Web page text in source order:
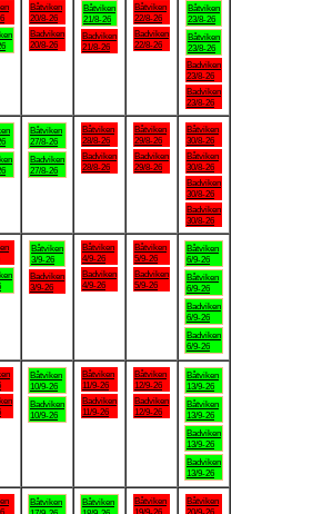
Båtviken
20/8-26
Badviken
20/8-26
Båtviken
21/8-26
Badviken
21/8-26
Båtviken
22/8-26
Badviken
22/8-26
Båtviken
23/8-26
Båtviken
23/8-26
Badviken
23/8-26
Badviken
23/8-26
Båtviken
27/8-26
Badviken
27/8-26
Båtviken
28/8-26
Badviken
28/8-26
Båtviken
29/8-26
Badviken
29/8-26
Båtviken
30/8-26
Båtviken
30/8-26
Badviken
30/8-26
Badviken
30/8-26
Båtviken
3/9-26
Badviken
3/9-26
Båtviken
4/9-26
Badviken
4/9-26
Båtviken
5/9-26
Badviken
5/9-26
Båtviken
6/9-26
Båtviken
6/9-26
Badviken
6/9-26
Badviken
6/9-26
Båtviken
10/9-26
Badviken
10/9-26
Båtviken
11/9-26
Badviken
11/9-26
Båtviken
12/9-26
Badviken
12/9-26
Båtviken
13/9-26
Båtviken
13/9-26
Badviken
13/9-26
Badviken
13/9-26
Båtviken
Båtviken
Båtviken
19/9-26
Båtviken
20/9-26